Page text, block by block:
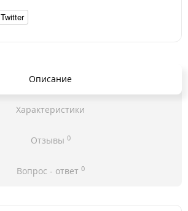
Twitter
Описание
Характеристики
Отзывы 0
Вопрос - ответ 0